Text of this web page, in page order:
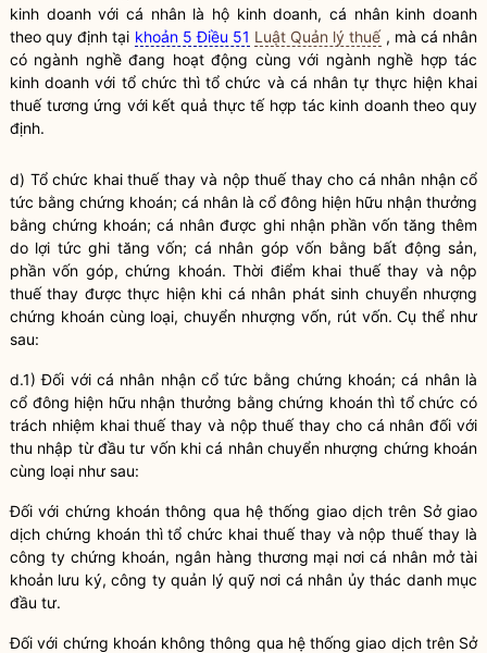
kinh doanh với cá nhânlà hộ kinh doanh, cá nhân kinh doanh
theo quy định tại khoản 5 Điều 51 Luật Quản lý thuế, mà cá nhân
có ngành nghề đang hoạt động cùng với ngành nghề hợp tác
kinh doanh với tổ chức thì tổ chức và cá nhân tự thực hiện khai
thuếtương ứng với kết quả thực tế hợp tác kinh doanh theo quy
định.
d) Tổ chức khai thuế thay và nộp thuế thay cho cá nhân nhận cổ
tức bằng chứng khoán; cá nhân là cổ đông hiện hữu nhận thưởng
bằng chứng khoán; cá nhân được ghi nhận phần vốn tăng thêm
do lợi tức ghi tăng vốn; cá nhân góp vốn bằng bất động sản,
phần vốn góp, chứng khoán. Thời điểm khai thuế thay và nộp
thuế thay được thực hiện khi cá nhân phát sinh chuyển nhượng
chứng khoán cùng loại, chuyển nhượng vốn, rút vốn. Cụ thể như
sau:
d.1) Đối với cá nhân nhận cổ tức bằng chứng khoán; cá nhân là
cổ đông hiện hữu nhận thưởng bằng chứng khoán thì tổ chức có
trách nhiệm khai thuế thay và nộp thuế thay cho cá nhân đối với
thu nhập từ đầu tư vốn khi cá nhân chuyển nhượng chứng khoán
cùng loại như sau:
Đối với chứng khoán thông qua hệ thống giao dịch trên Sở giao
dịch chứng khoán thì tổ chức khai thuế thay và nộp thuế thay là
công ty chứng khoán, ngân hàng thương mại nơi cá nhân mở tài
khoản lưu ký, công ty quản lý quỹ nơi cá nhân ủy thác danh mục
đầu tư.
Đối với chứng khoán không thông qua hệ thống giao dịch trên Sở